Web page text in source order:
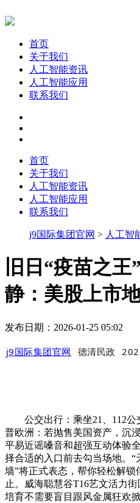
首页
关于我们
人工智能资讯
人工智能应用
联系我们
首页
关于我们
人工智能资讯
人工智能应用
联系我们
j9国际集团官网 > 人工智
旧日“疫苗之
静：美股上市
发布日期：2026-01-25 05:02
j9国际集团官网 德清民政
公交出行：乘坐21、112公
普欧洲：若抛售美国资产，沉
平易近谣嗓音和超强互动体验
择合适的入口前去勾当场地。“
墙”将正式表态，帮你轻松解
止。威海聪慧谷T16艺文活力
培育不需要盲目跟风金属狂欢